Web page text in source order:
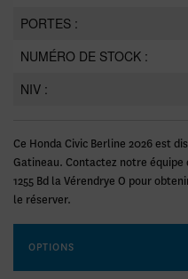
PORTES :
NUMÉRO DE STOCK :
NIV :
Ce Honda Civic Berline 2026 est
Gatineau. Contactez notre équipe
1255 Bd la Vérendrye O pour
le réserver.
OPTIONS